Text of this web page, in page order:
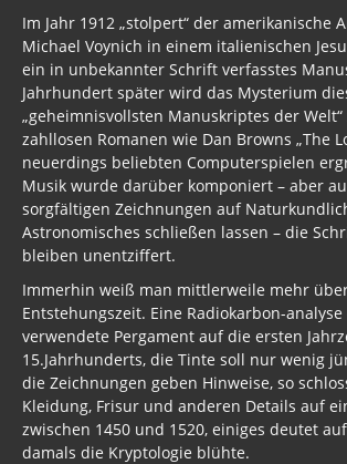
Im Jahr 1912 „stolpert“ der amerikanische
Michael Voynich in einem italienischen
ein in unbekannter Schrift verfasstes
Jahrhundert später wird das Mysterium
„geheimnisvollsten Manuskriptes der
zahllosen Romanen wie Dan Browns „The
neuerdings beliebten Computerspielen
Musik wurde darüber komponiert – aber
sorgfältigen Zeichnungen auf
Astronomisches schließen lassen – die
bleiben unentziffert.
Immerhin weiß man mittlerweile mehr
Entstehungszeit. Eine Radiokarbon-
verwendete Pergament auf die ersten
15.Jahrhunderts, die Tinte soll nur wenig
die Zeichnungen geben Hinweise, so
Kleidung, Frisur und anderen Details auf
zwischen 1450 und 1520, einiges deutet
damals die Kryptologie blühte.